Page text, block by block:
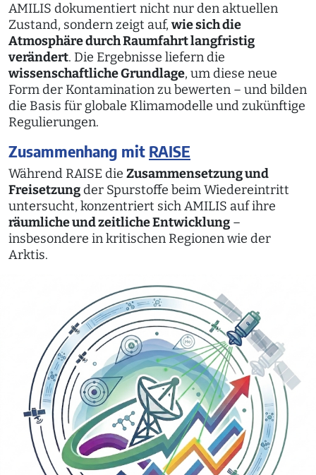
AMILIS dokumentiert nicht nur den aktuellen
Zustand, sondern zeigt auf, wie sich die
Atmosphäre durch Raumfahrt langfristig
verändert. Die Ergebnisse liefern die
wissenschaftliche Grundlage, um diese neue
Form der Kontamination zu bewerten – und bilden
die Basis für globale Klimamodelle und zukünftige
Regulierungen.
Zusammenhang mit RAISE
Während RAISE die Zusammensetzung und
Freisetzungder Spurstoffe beim Wiedereintritt
untersucht, konzentriert sich AMILIS auf ihre
räumliche und zeitliche Entwicklung –
insbesondere in kritischen Regionen wie der
Arktis.